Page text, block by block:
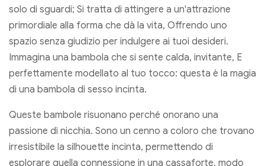
solo di sguardi; Si tratta di attingere a un'attrazione
primordiale alla forma che dà la vita, Offrendo uno
spazio senza giudizio per indulgere ai tuoi desideri.
Immagina una bambola che si sente calda, invitante, E
perfettamente modellato al tuo tocco: questa è la magia
di una bambola di sesso incinta.
Queste bambole risuonano perché onorano una
passione di nicchia. Sono un cenno a coloro che trovano
irresistibile la silhouette incinta, permettendo di
esplorare quella connessione in una cassaforte, modo